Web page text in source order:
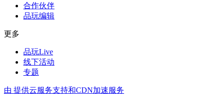
合作伙伴
品玩编辑
更多
品玩Live
线下活动
专题
由 提供云服务支持和CDN加速服务